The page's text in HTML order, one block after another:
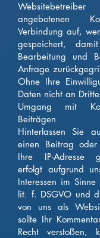
angebotenen
Verbindung auf,
gespeichert,
Bearbeitung und
Anfrage
Ohne Ihre
Daten nicht an
Umgang mit
Beiträgen
Hinterlassen Sie
einen Beitrag
Ihre IP-Adresse
erfolgt aufgrund
Interessen im
lit. f. DSGVO und
von uns als
sollte Ihr
Recht verstoßen,